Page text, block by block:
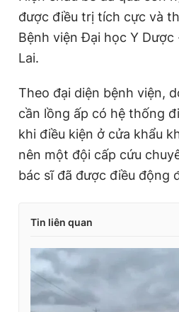
được điều trị tích cực và
Bệnh viện Đại học Y Dược
Lai.
Theo đại diện bệnh viện,
cần lồng ấp có hệ thống
khi điều kiện ở cửa khẩu
nên một đội cấp cứu
bác sĩ đã được điều động
Tin liên quan